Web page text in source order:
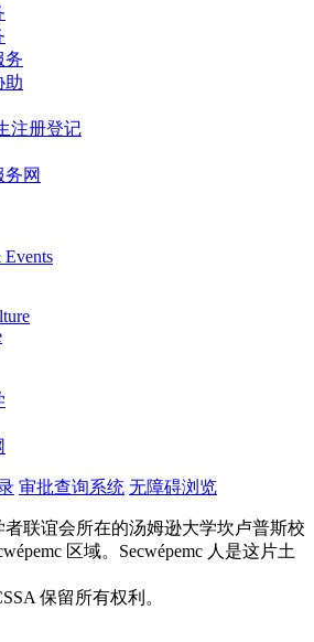
务
助
注册登记
网
审批查询系统 无障碍浏览
联谊会所在的汤姆逊大学坎卢普斯校
区域。Secwépemc 人是这片土
保留所有权利。